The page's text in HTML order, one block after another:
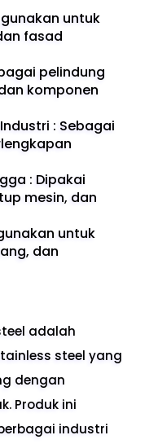
untuk
fasad
pelindung
komponen
: Sebagai
: Dipakai
mesin, dan
untuk
dan
adalah
steel yang
dengan
Produk ini
industri